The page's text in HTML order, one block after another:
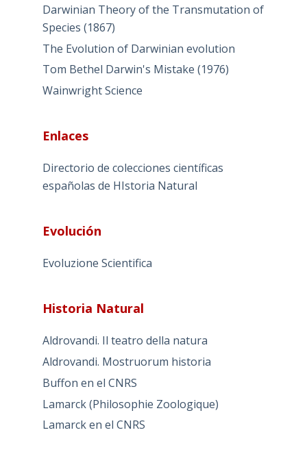
Darwinian Theory of the Transmutation of
Species (1867)
The Evolution of Darwinian evolution
Tom Bethel Darwin's Mistake (1976)
Wainwright Science
Enlaces
Directorio de colecciones científicas
españolas de HIstoria Natural
Evolución
Evoluzione Scientifica
Historia Natural
Aldrovandi. Il teatro della natura
Aldrovandi. Mostruorum historia
Buffon en el CNRS
Lamarck (Philosophie Zoologique)
Lamarck en el CNRS